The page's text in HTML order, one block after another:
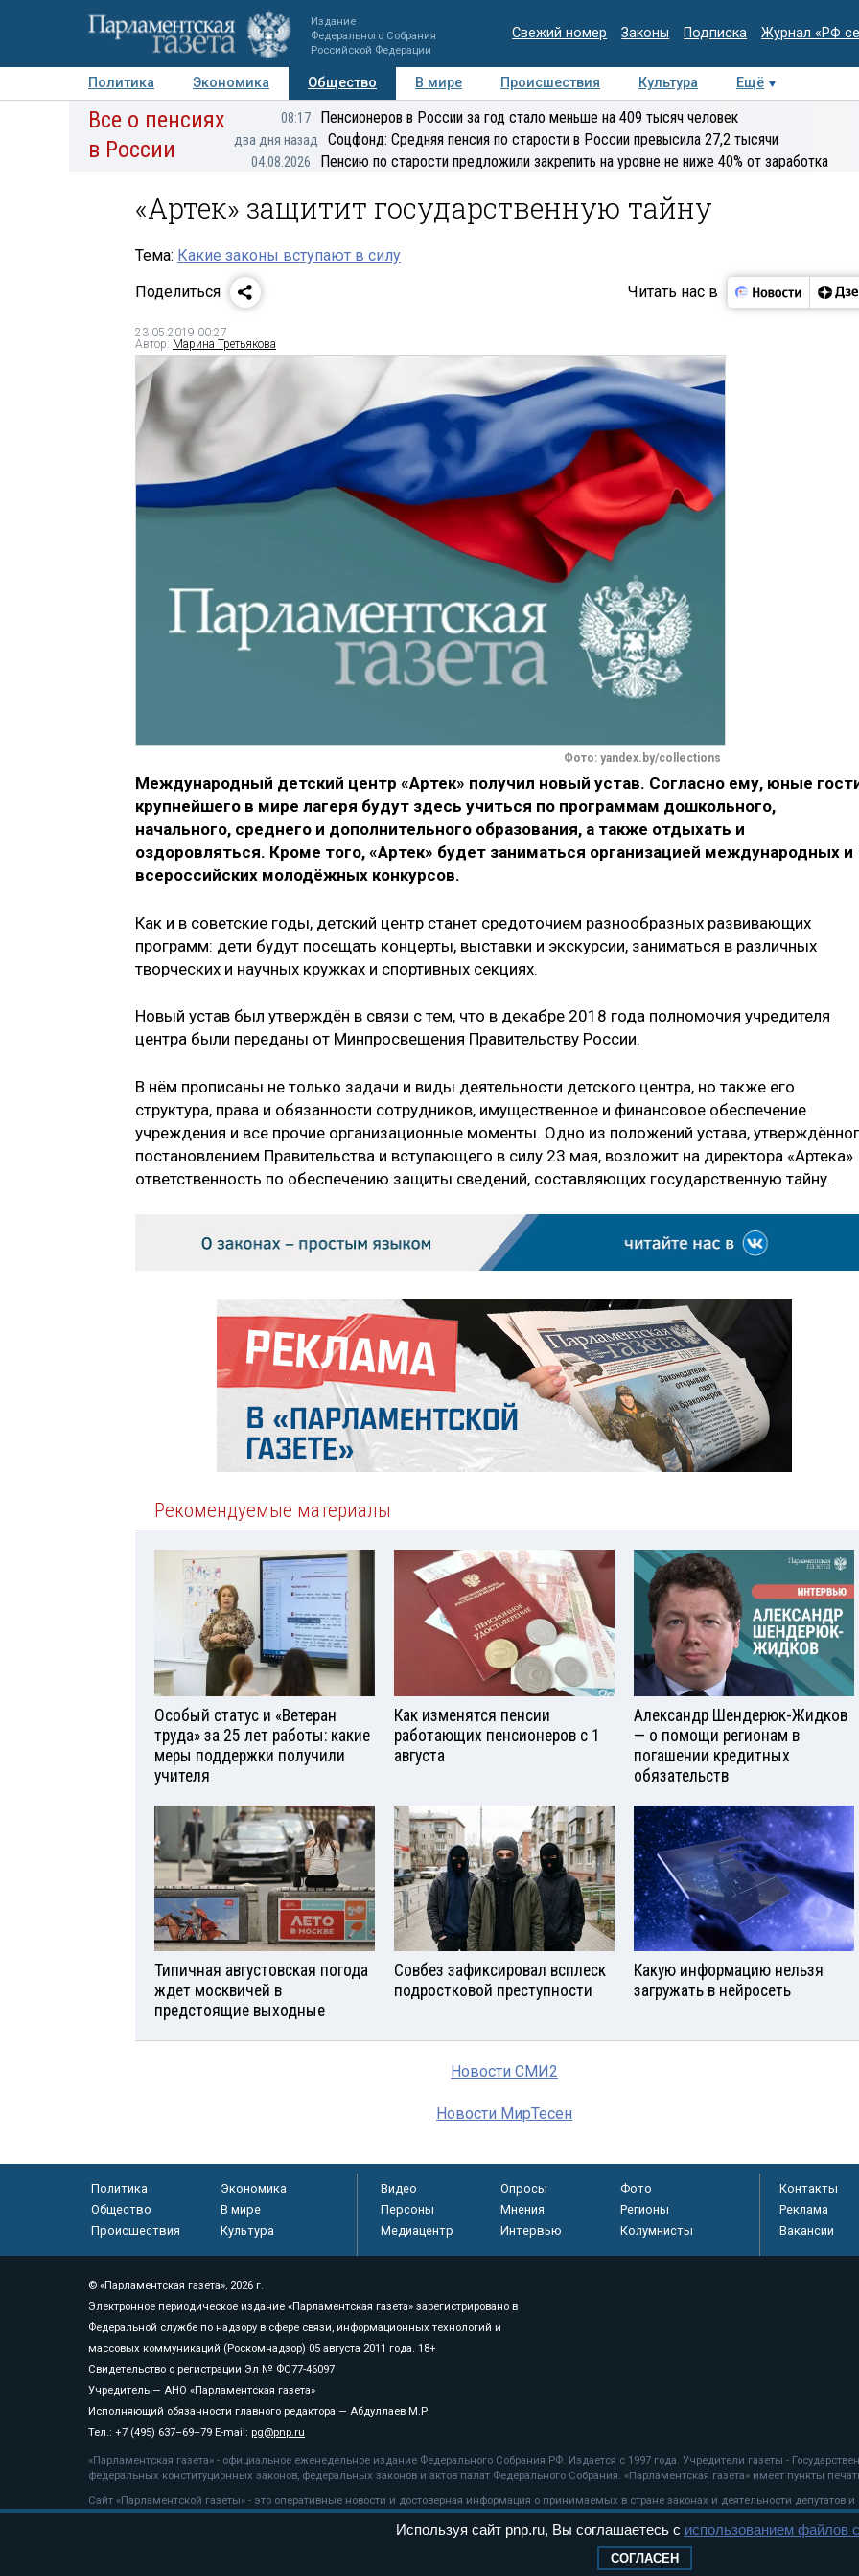
Издание
Федерального Собрания
Российской Федерации
Свежий номер Законы Подписка Журнал «РФ
Политика Экономика Общество В мире Происшествия Культура
Ещё
Авторы Персоны Мнения Регионы Медиацентр Интервью Колумнисты
Все о пенсиях
в России
08:17 Пенсионеров в России за год стало меньше на 409 тысяч человек
два дня назад Соцфонд: Средняя пенсия по старости в России превысила 27,2 тысячи
04.08.2026 Пенсию по старости предложили закрепить на уровне не ниже 40% от заработка
«Артек» защитит государственную тайну
Тема: Какие законы вступают в силу
Поделиться
Читать нас в
23.05.2019 00:27
Автор: Марина Третьякова
Фото: yandex.by/collections
Международный детский центр «Артек» получил новый устав. Согласно ему, юные
крупнейшего в мире лагеря будут здесь учиться по программам дошкольного,
начального, среднего и дополнительного образования, а также отдыхать и
оздоровляться. Кроме того, «Артек» будет заниматься организацией международных и
всероссийских молодёжных конкурсов.
Как и в советские годы, детский центр станет средоточием разнообразных развивающих
программ: дети будут посещать концерты, выставки и экскурсии, заниматься в различных
творческих и научных кружках и спортивных секциях.
Новый устав был утверждён в связи с тем, что в декабре 2018 года полномочия учредителя
центра были переданы от Минпросвещения Правительству России.
В нём прописаны не только задачи и виды деятельности детского центра, но также его
структура, права и обязанности сотрудников, имущественное и финансовое обеспечение
учреждения и все прочие организационные моменты. Одно из положений устава,
постановлением Правительства и вступающего в силу 23 мая, возложит на директора «Артека»
ответственность по обеспечению защиты сведений, составляющих государственную тайну.
Рекомендуемые материалы
Особый статус и «Ветеран
труда» за 25 лет работы: какие
меры поддержки получили
учителя
Как изменятся пенсии
работающих пенсионеров с 1
августа
Александр Шендерюк-Жидков
— о помощи регионам в
погашении кредитных
обязательств
Типичная августовская погода
ждет москвичей в
предстоящие выходные
Совбез зафиксировал всплеск
подростковой преступности
Какую информацию нельзя
загружать в нейросеть
Новости СМИ2
Новости МирТесен
Политика
Экономика
Общество
В мире
Происшествия
Культура
Видео Опросы
Фото
Персоны
Мнения
Регионы
Медиацентр
Интервью Колумнисты
Контакты
Реклама
Вакансии
© «Парламентская газета», 2026 г.
Электронное периодическое издание «Парламентская газета» зарегистрировано в
Федеральной службе по надзору в сфере связи, информационных технологий и
массовых коммуникаций (Роскомнадзор) 05 августа 2011 года. 18+
Свидетельство о регистрации Эл № ФС77-46097
Учредитель — АНО «Парламентская газета»
Исполняющий обязанности главного редактора — Абдуллаев М.Р.
Тел.: +7 (495) 637–69–79 E-mail: pg@pnp.ru
«Парламентская газета» - официальное еженедельное издание Федерального Собрания РФ. Издается с 1997 года. Учредители газеты -
федеральных конституционных законов, федеральных законов и актов палат Федерального Собрания. «Парламентская газета» имеет пункты
Сайт «Парламентской газеты» - это оперативные новости и достоверная информация о принимаемых в стране законах и деятельности депутатов
«Парламентской газеты» активная ссылка на pnp.ru обязательна.
рекомендательные технологии
Используя сайт pnp.ru, Вы соглашаетесь с использованием файлов
СОГЛАСЕН